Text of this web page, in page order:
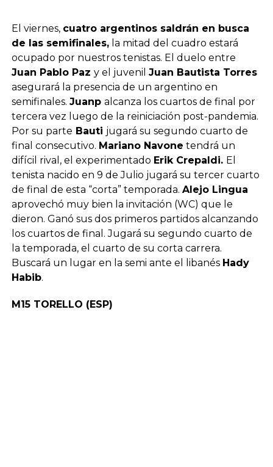
El viernes, cuatro argentinos saldrán en busca
de las semifinales,la mitad del cuadro estará
ocupado por nuestros tenistas. El duelo entre
Juan Pablo Paz y el juvenil Juan Bautista Torres
asegurará la presencia de un argentino en
semifinales. Juanp alcanza los cuartos de final por
tercera vez luego de la reiniciación post-pandemia.
Por su parte Bauti jugará su segundo cuarto de
final consecutivo. Mariano Navone tendrá un
difícil rival, el experimentado Erik Crepaldi. El
tenista nacido en 9 de Julio jugará su tercer cuarto
de final de esta “corta” temporada. Alejo Lingua
aprovechó muy bien la invitación (WC) que le
dieron. Ganó sus dos primeros partidos alcanzando
los cuartos de final. Jugará su segundo cuarto de
la temporada, el cuarto de su corta carrera.
Buscará un lugar en la semi ante el libanés Hady
Habib.
M15 TORELLO (ESP)